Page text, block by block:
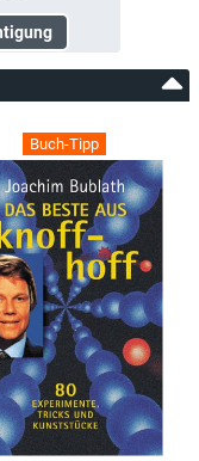
Buch-Tipp